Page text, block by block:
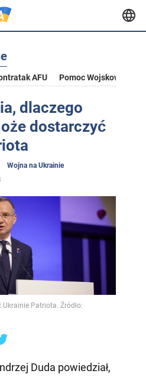
AFU Pomoc Wojskowa Dla
dlaczego
dostarczyć
Wojna na Ukrainie
Patriota. Źródło:
Duda powiedział,